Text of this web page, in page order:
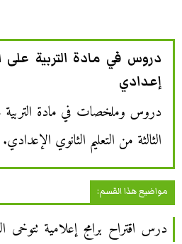
دروس في مادة التربية على
إعدادي
دروس وملخصات في مادة التربية
الثالثة من التعليم الثانوي الإعدادي.
مواضيع هذا القسم:
درس اقتراح برامج إعلامية تتوخى